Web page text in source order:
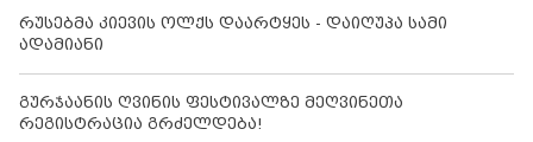
რუსებმა კიევის ოლქს დაარტყეს - დაიღუპა სამი
ადამიანი
გურჯაანის ღვინის ფესტივალზე მეღვინეთა
რეგისტრაცია გრძელდება!